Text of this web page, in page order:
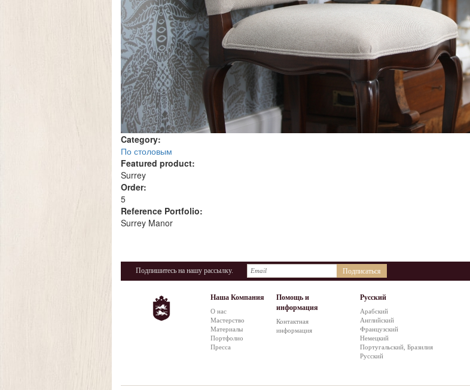
Category:
По столовым
Featured product:
Surrey
Order:
5
Reference Portfolio:
Surrey Manor
Подпишитесь на нашу рассылку. Подписаться
Наша Компания
О нас
Мастерство
Материалы
Портфолио
Пресса
Помощь и
информация
Контактная
информация
Русский
Арабский
Английский
Французский
Немецкий
Португальский, Бразилия
Русский